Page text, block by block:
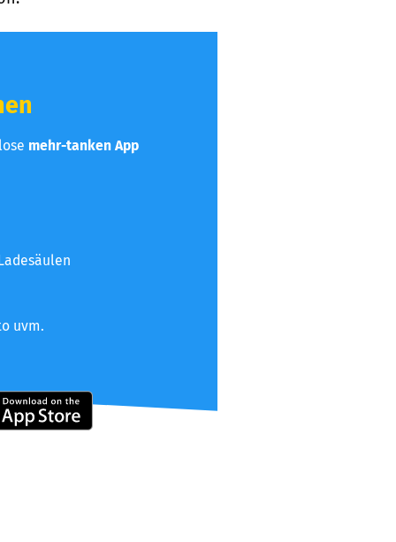
mehr-tanken App
uvm.